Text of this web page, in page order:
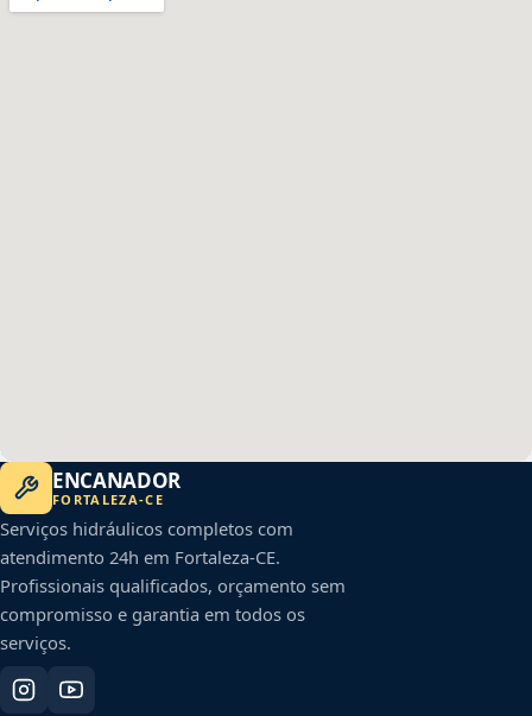
ENCANADOR
FORTALEZA-CE
Serviços hidráulicos completos com
atendimento 24h em Fortaleza-CE.
Profissionais qualificados, orçamento sem
compromisso e garantia em todos os
serviços.